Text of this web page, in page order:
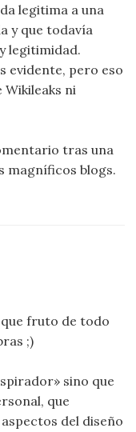
legitima a una
y que todavía
legitimidad.
evidente, pero eso
ni
tras una
magníficos blogs.
fruto de todo
;)
sino que
que
del diseño